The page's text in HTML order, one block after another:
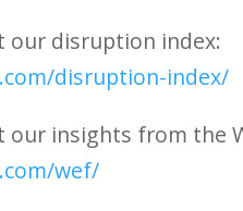
our disruption index:
disruption-index/
our insights from the
wef/